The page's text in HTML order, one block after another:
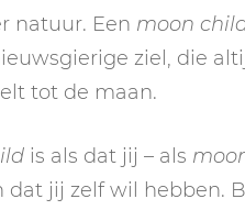
natuur. Een moon
ziel, die
tot de maan.
is als dat jij – als
jij zelf wil hebben.